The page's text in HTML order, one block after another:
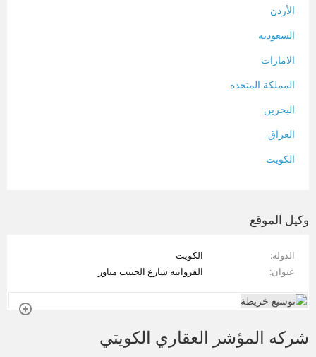
الأردن
السعوديه
الامارات
المملكة المتحده
البحرين
العراق
الكويت
فلسطين
سوريا
تونس
وكيل الموقع
الدولة
الكويت
عنوان
الفروانيه شارع الحبيب مناور
شركه المؤشر العقاري الكويتي